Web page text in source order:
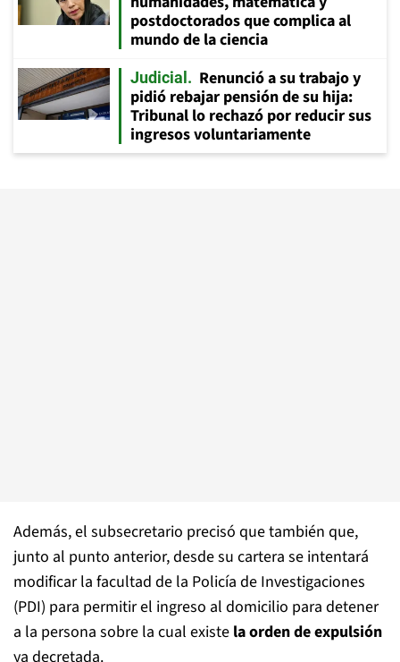
postdoctorados que complica al
mundo de la ciencia
Judicial
Renunció a su trabajo y
pidió rebajar pensión de su hija:
Tribunal lo rechazó por reducir sus
ingresos voluntariamente
Además, el subsecretario precisó que también que,
junto al punto anterior, desde su cartera se intentará
modificar la facultad de la Policía de Investigaciones
(PDI) para permitir el ingreso al domicilio para detener
a la persona sobre la cual existe la orden de expulsión
ya decretada.